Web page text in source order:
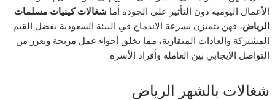
الأعمال اليومية دون التأثير على الجودة أما شغالات كينيات مسلمات
الرياض، فهن يتميزن بسرعة الاندماج في البيئة السعودية بفضل القيم
المشتركة والعادات المتقاربة، مما يخلق أجواء عمل مريحة ويعزز من
التواصل الإيجابي بين العاملة وأفراد الأسرة.
شغالات بالشهر الرياض